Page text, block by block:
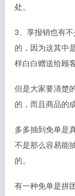
处。
3、享报销也有
的，因为这其中
样白白赠送给顾
但是大家要清楚
的，而且商品的
多多抽到免单是
不是那么容易能
的。
有一种免单是拼